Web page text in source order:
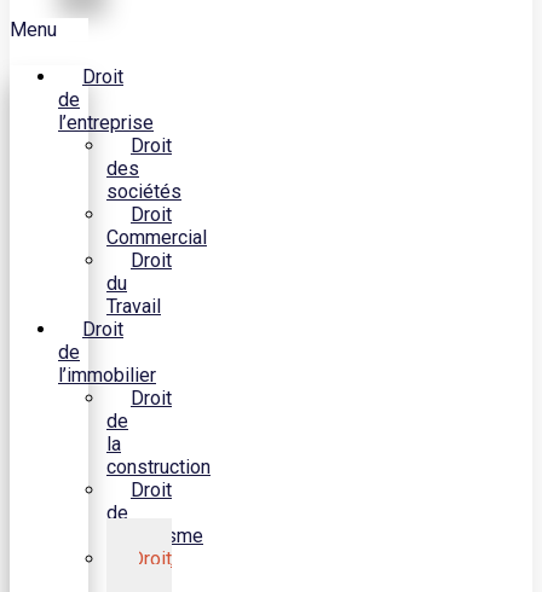
Menu
Droit
de
l’entreprise
Droit
des
sociétés
Droit
Commercial
Droit
du
Travail
Droit
de
l’immobilier
Droit
de
la
construction
Droit
de
l’urbanisme
Droit